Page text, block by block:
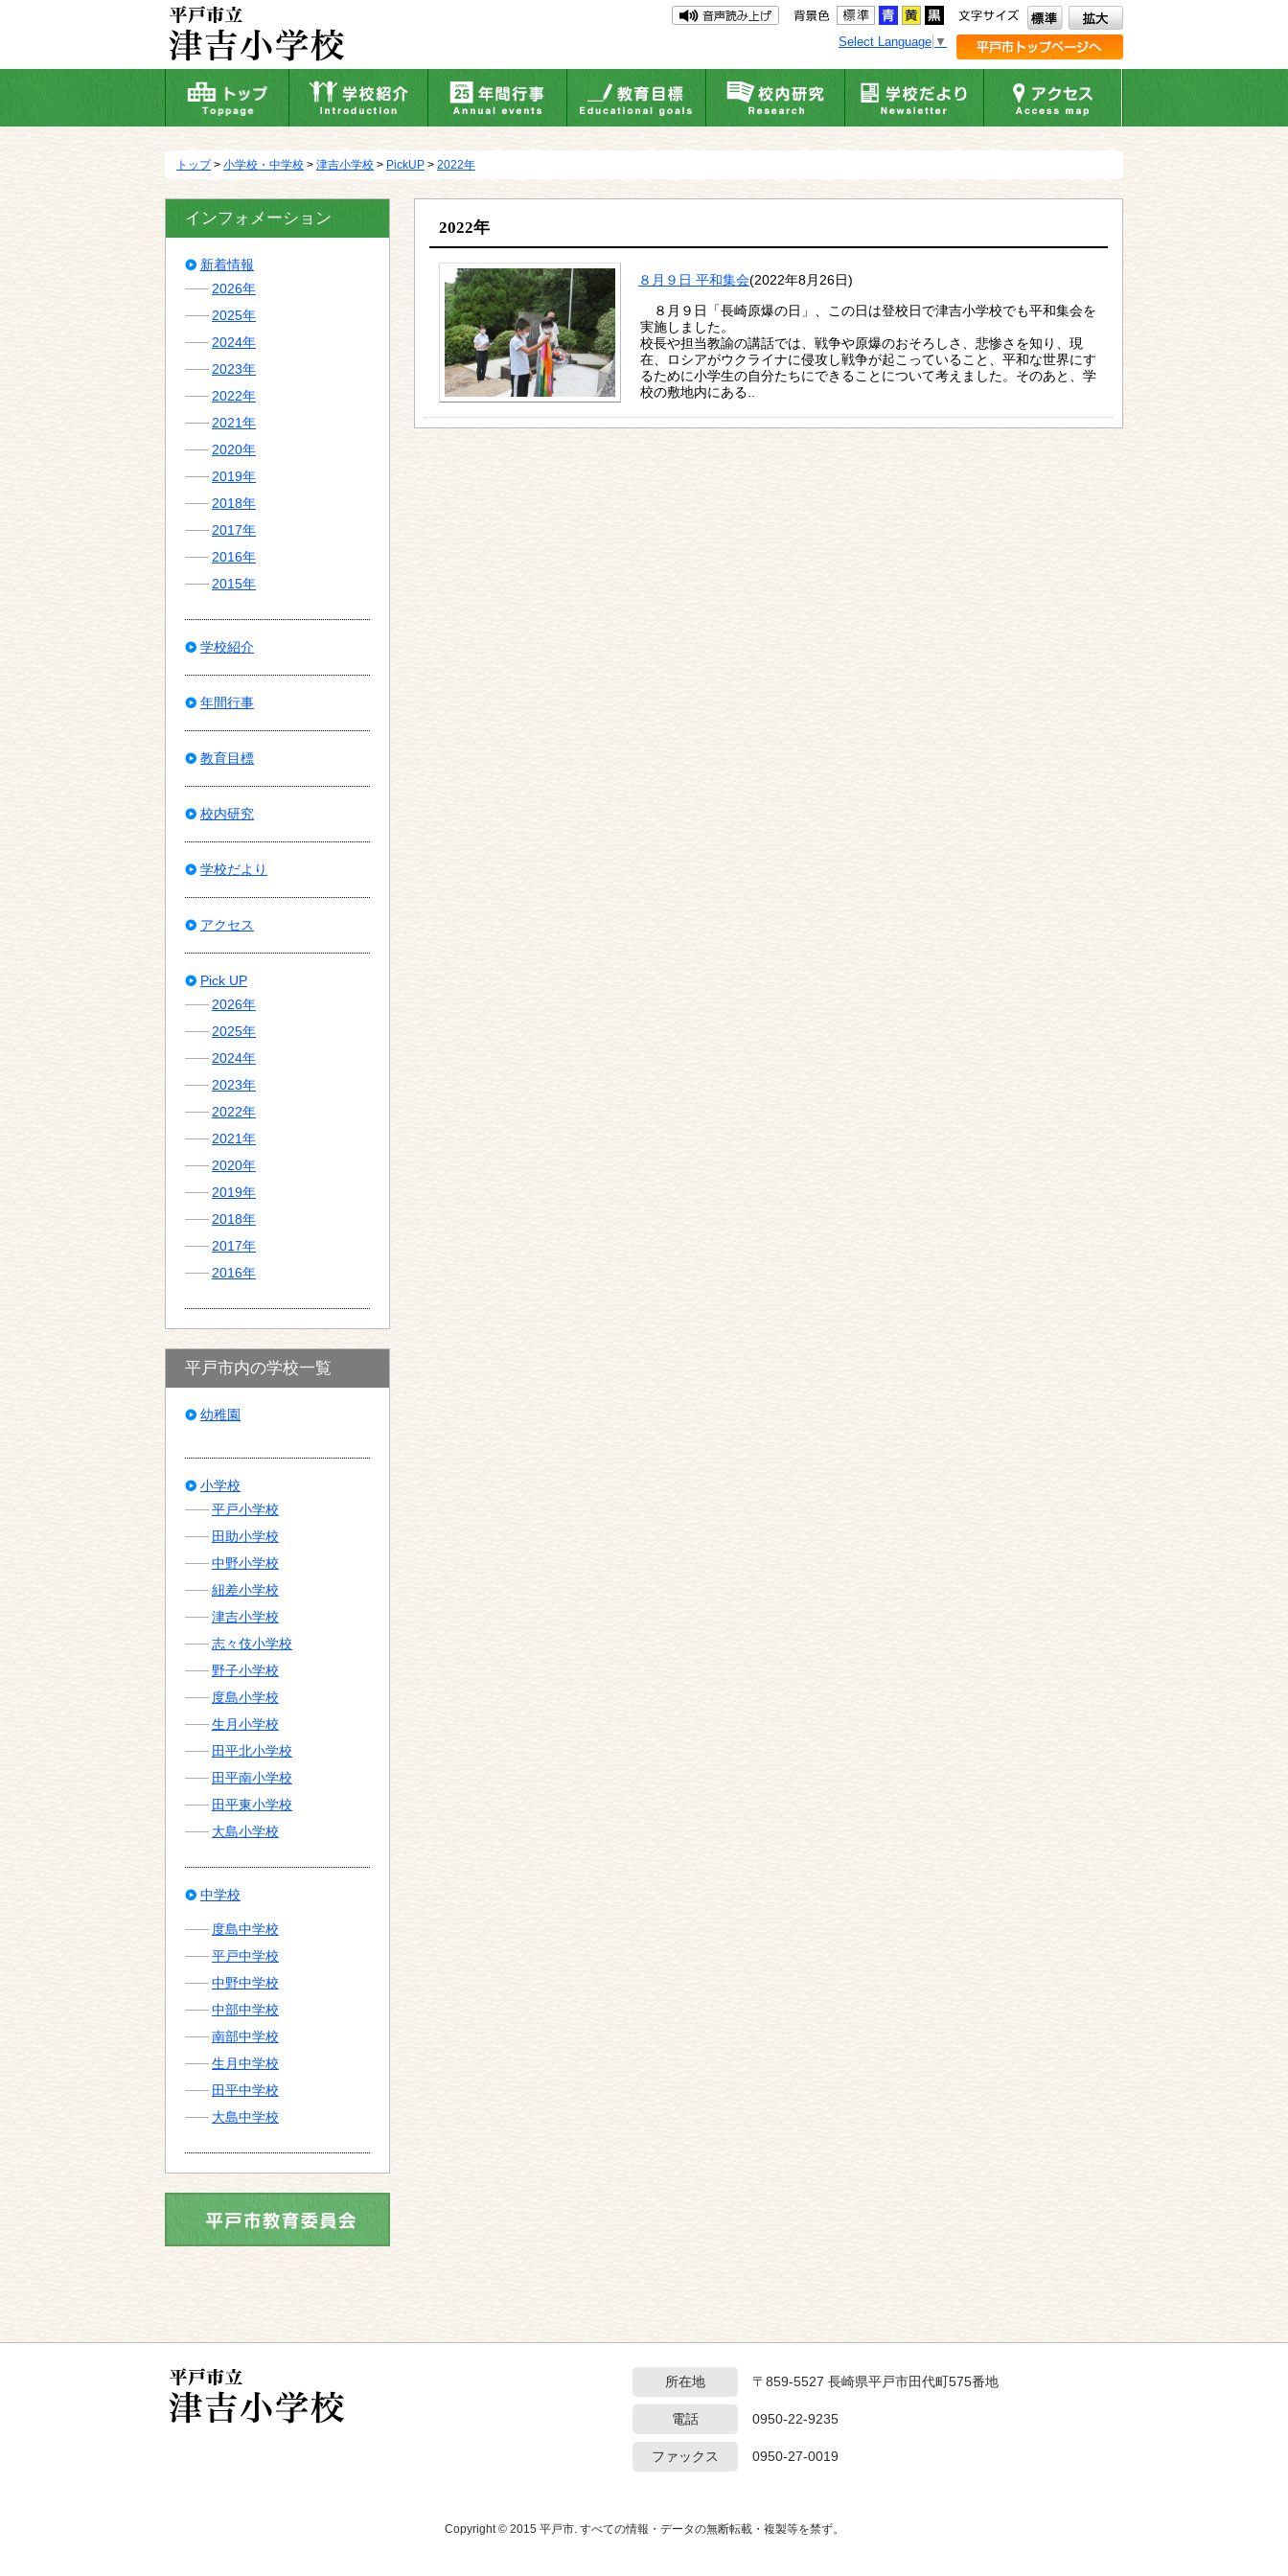
動
Select Language ▼
トップ> 小学校・中学校 > 津吉小学校 > PickUP > 2022年
2022年
８月９日 平和集会(2022年8月26日)
８月９日「長崎原爆の日」、この日は登校日で津吉小学校でも平和集会を
実施しました。
校長や担当教諭の講話では、戦争や原爆のおそろしさ、悲惨さを知り、現
在、ロシアがウクライナに侵攻し戦争が起こっていること、平和な世界にす
るために小学生の自分たちにできることについて考えました。そのあと、学
校の敷地内にある..
インフォメーション
新着情報
2026年
2025年
2024年
2023年
2022年
2021年
2020年
2019年
2018年
2017年
2016年
2015年
学校紹介
年間行事
教育目標
校内研究
学校だより
アクセス
Pick UP
2026年
2025年
2024年
2023年
2022年
2021年
2020年
2019年
2018年
2017年
2016年
平戸市内の学校一覧
幼稚園
小学校
平戸小学校
田助小学校
中野小学校
紐差小学校
津吉小学校
志々伎小学校
野子小学校
度島小学校
生月小学校
田平北小学校
田平南小学校
田平東小学校
大島小学校
中学校
度島中学校
平戸中学校
中野中学校
中部中学校
南部中学校
生月中学校
田平中学校
大島中学校
所在地 〒859-5527 長崎県平戸市田代町575番地
電話 0950-22-9235
ファックス 0950-27-0019
Copyright © 2015 平戸市. すべての情報・データの無断転載・複製等を禁ず。